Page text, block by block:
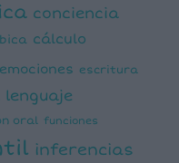
conciencia
cálculo
emociones escritura
oral funciones
inferencias